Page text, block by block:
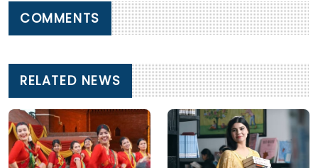
COMMENTS
RELATED NEWS